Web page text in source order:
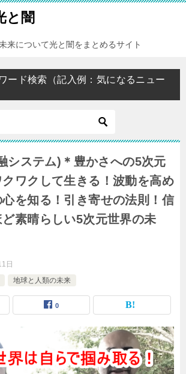
と闇
来について光と闇をまとめるサイト
ード検索（記入例：気になるニュー
システム)＊豊かさへの5次元
ワクして生きる！波動を高め
を知る！引き寄せの法則！信
ど素晴らしい5次元世界の未
日
地球と人類の未来
0